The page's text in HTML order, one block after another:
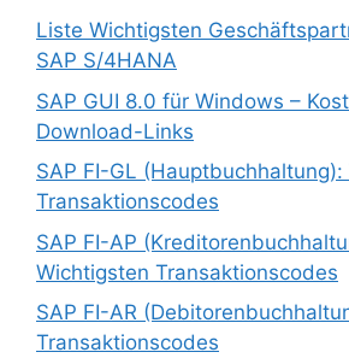
Liste Wichtigsten
SAP S/4HANA
SAP GUI 8.0 für Windows –
Download-Links
SAP FI-GL
Transaktionscodes
SAP FI-AP
Wichtigsten Transaktionscodes
SAP FI-AR
Transaktionscodes